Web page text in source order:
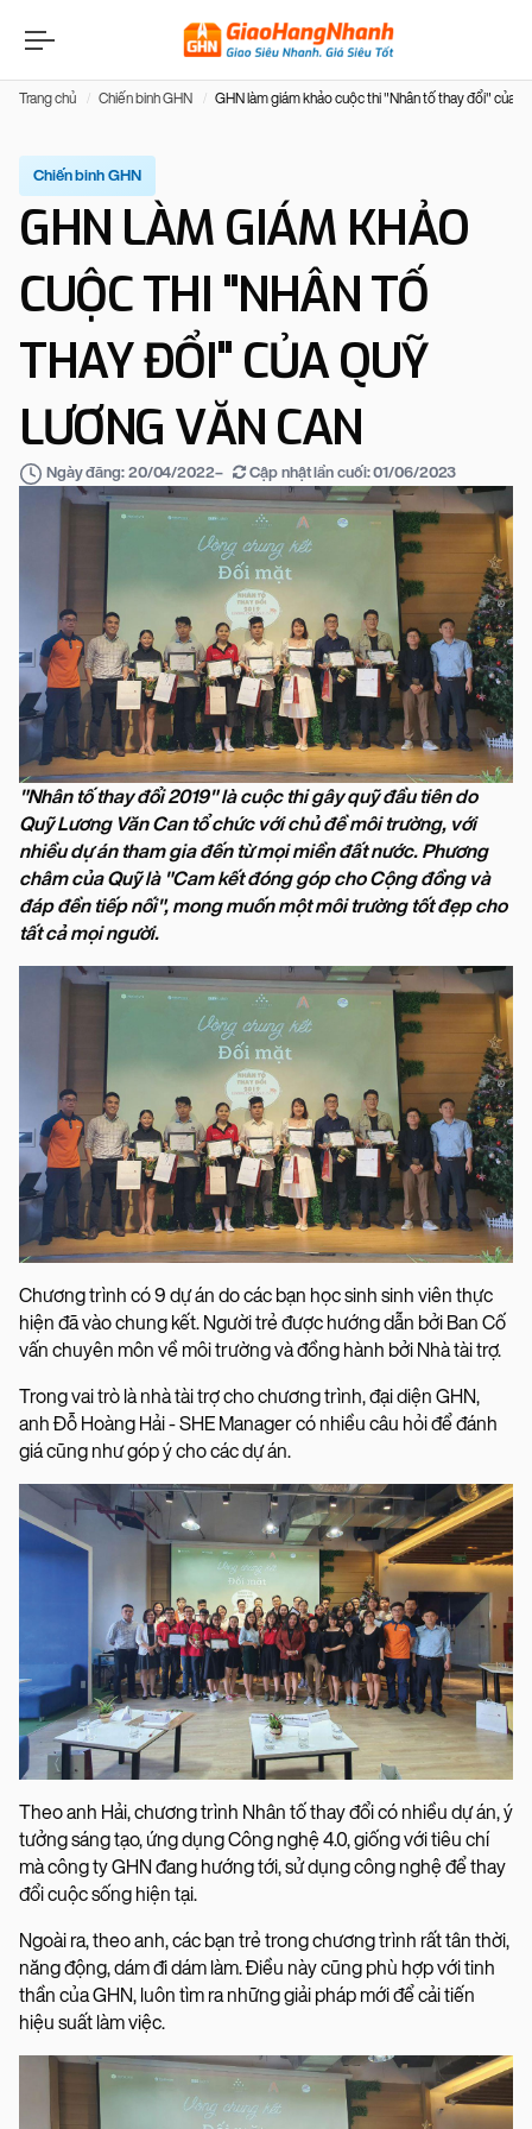
Trang chủ Chiến binh GHN GHN làm giám khảo cuộc thi "Nhân tố thay đổi" của
Chiến binh GHN
GHN LÀM GIÁM KHẢO
CUỘC THI "NHÂN TỐ
THAY ĐỔI" CỦA QUỸ
LƯƠNG VĂN CAN
Ngày đăng: 20/04/2022– Cập nhật lần cuối:01/06/2023
"Nhân tố thay đổi 2019" là cuộc thi gây quỹ đầu tiên do
Quỹ Lương Văn Can tổ chức với chủ đề môi trường, với
nhiều dự án tham gia đến từ mọi miền đất nước. Phương
châm của Quỹ là "Cam kết đóng góp cho Cộng đồng và
đáp đền tiếp nối", mong muốn một môi trường tốt đẹp cho
tất cả mọi người.
Chương trình có 9 dự án do các bạn học sinh sinh viên thực
hiện đã vào chung kết. Người trẻ được hướng dẫn bởi Ban Cố
vấn chuyên môn về môi trường và đồng hành bởi Nhà tài trợ.
Trong vai trò là nhà tài trợ cho chương trình, đại diện GHN,
anh Đỗ Hoàng Hải - SHE Manager có nhiều câu hỏi để đánh
giá cũng như góp ý cho các dự án.
Theo anh Hải, chương trình Nhân tố thay đổi có nhiều dự án, ý
tưởng sáng tạo, ứng dụng Công nghệ 4.0, giống với tiêu chí
mà công ty GHN đang hướng tới, sử dụng công nghệ để thay
đổi cuộc sống hiện tại.
Ngoài ra, theo anh, các bạn trẻ trong chương trình rất tân thời,
năng động, dám đi dám làm. Điều này cũng phù hợp với tinh
thần của GHN, luôn tìm ra những giải pháp mới để cải tiến
hiệu suất làm việc.